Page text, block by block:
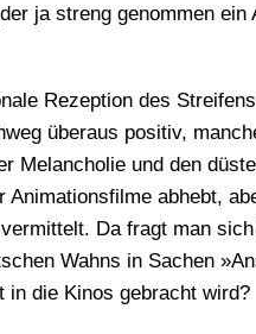
ja streng genom­men
Rezep­ti­on des
über­aus posi­tiv,
Melan­cho­lie und den
Ani­ma­ti­ons­fil­me abhebt,
Da fragt man
Wahns in Sachen
in die Kinos gebracht wird?